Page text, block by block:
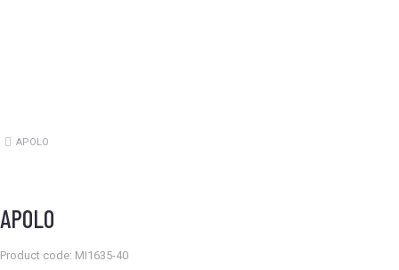
Estás aquí:
APOLO
APOLO
Product code: MI1635-40